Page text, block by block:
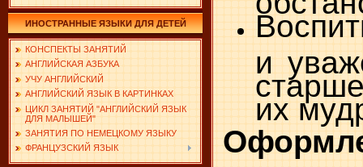
ИНОСТРАННЫЕ ЯЗЫКИ ДЛЯ ДЕТЕЙ
КОНСПЕКТЫ ЗАНЯТИЙ
АНГЛИЙСКАЯ АЗБУКА
УЧУ АНГЛИЙСКИЙ
АНГЛИЙСКИЙ ЯЗЫК В КАРТИНКАХ
ЦИКЛ ЗАНЯТИЙ "АНГЛИЙСКИЙ ЯЗЫК
ДЛЯ МАЛЫШЕЙ"
ЗАНЯТИЯ ПО НЕМЕЦКОМУ ЯЗЫКУ
ФРАНЦУЗСКИЙ ЯЗЫК
и
их